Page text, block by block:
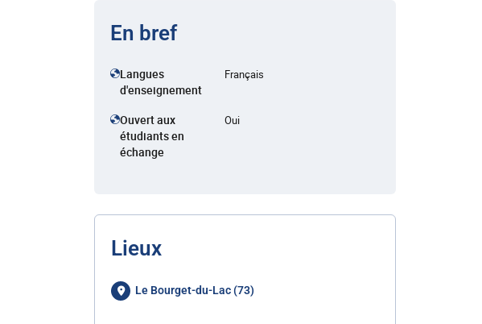
En bref
Langues
d'enseignement
Français
Ouvert aux
étudiants en
échange
Oui
Lieux
Le Bourget-du-Lac (73)